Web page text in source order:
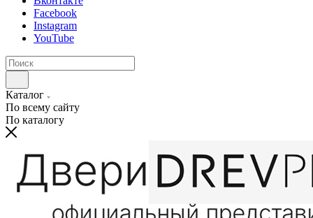
Facebook
Instagram
YouTube
Каталог
По всему сайту
По каталогу